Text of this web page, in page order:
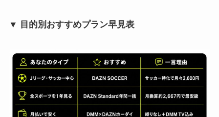
▼ 目的別おすすめプラン早見表